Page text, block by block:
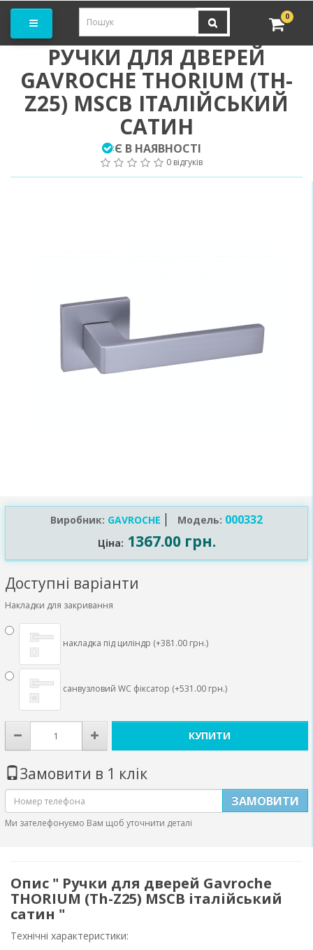
0
РУЧКИ ДЛЯ ДВЕРЕЙ
GAVROCHE THORIUM (TH-
Z25) MSCB ІТАЛІЙСЬКИЙ
САТИН
:Є В НАЯВНОСТІ
0 відгуків
Виробник: GAVROCHE Модель: 000332
Ціна: 1367.00 грн.
Доступні варіанти
Накладки для закривання
накладка під циліндр (+381.00 грн.)
санвузловий WC фіксатор (+531.00 грн.)
КУПИТИ
Замовити в 1 клік
ЗАМОВИТИ
Ми зателефонуємо Вам щоб уточнити деталі
Опис " Ручки для дверей Gavroche
THORIUM (Th-Z25) MSCB італійський
сатин "
Технічні характеристики: